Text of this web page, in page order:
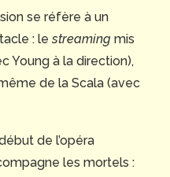
se réfère à un
: lestreaming mis
Young à la direction),
de la Scala (avec
de l’opéra
les mortels :